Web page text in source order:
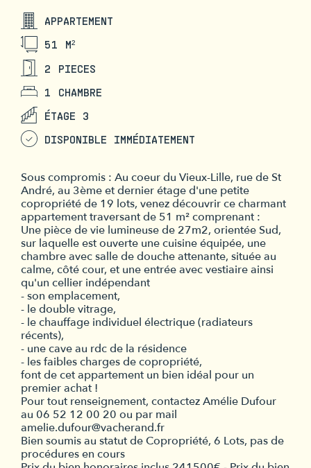
APPARTEMENT
51 M²
2 PIECES
1 CHAMBRE
ÉTAGE 3
DISPONIBLE IMMÉDIATEMENT
Sous compromis : Au coeur du Vieux-Lille, rue de St
André, au 3ème et dernier étage d'une petite
copropriété de 19 lots, venez découvrir ce charmant
appartement traversant de 51 m² comprenant :
Une pièce de vie lumineuse de 27m2, orientée Sud,
sur laquelle est ouverte une cuisine équipée, une
chambre avec salle de douche attenante, située au
calme, côté cour, et une entrée avec vestiaire ainsi
qu'un cellier indépendant
- son emplacement,
- le double vitrage,
- le chauffage individuel électrique (radiateurs
récents),
- une cave au rdc de la résidence
- les faibles charges de copropriété,
font de cet appartement un bien idéal pour un
premier achat !
Pour tout renseignement, contactez Amélie Dufour
au 06 52 12 00 20 ou par mail
amelie.dufour@vacherand.fr
Bien soumis au statut de Copropriété, 6 Lots, pas de
procédures en cours